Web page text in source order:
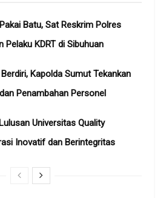
Batu, Sat Reskrim Polres
Pelaku KDRT di Sibuhuan
Kapolda Sumut Tekankan
Penambahan Personel
Universitas Quality
Inovatif dan Berintegritas